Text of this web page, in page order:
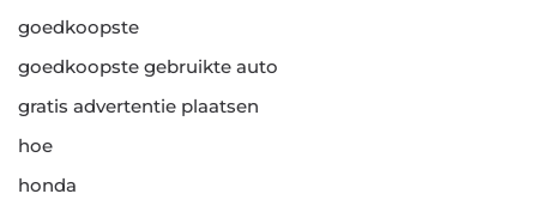
goedkoopste
goedkoopste gebruikte auto
gratis advertentie plaatsen
hoe
honda